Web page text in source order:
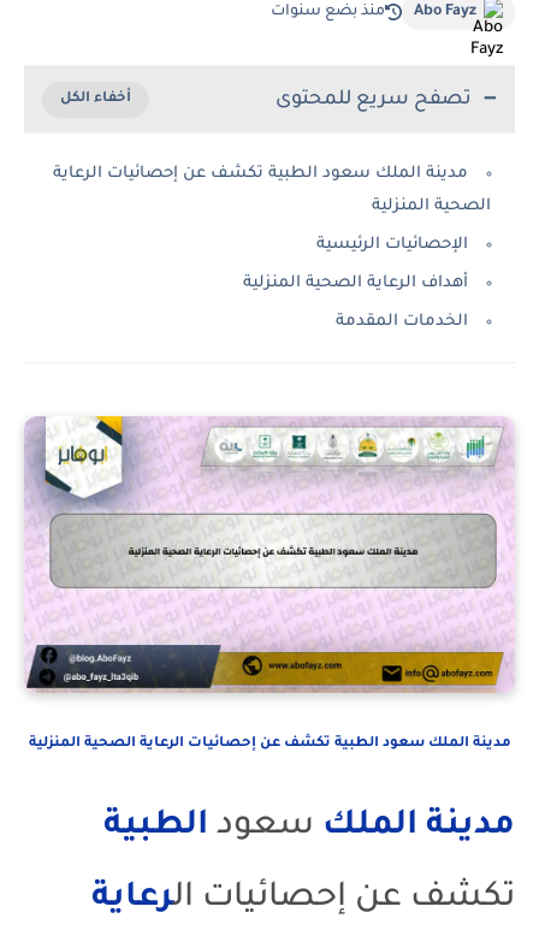
Abo Fayz منذ بضع سنوات
تصفح سريع للمحتوى
مدينة الملك سعود الطبية تكشف عن إحصائيات الرعاية
الصحية المنزلية
الإحصائيات الرئيسية
أهداف الرعاية الصحية المنزلية
الخدمات المقدمة
مدينة الملك سعود الطبية تكشف عن إحصائيات الرعاية الصحية المنزلية
مدينة الملك سعود الطبية
تكشف عن إحصائيات الرعاية